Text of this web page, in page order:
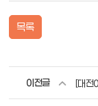
목록
이전글 [대전